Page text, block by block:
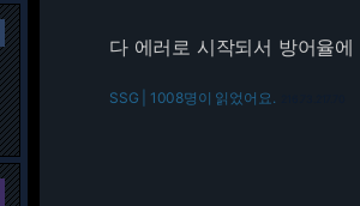
다 에러로 시작되서 방어율
SSG | 1008명이 읽었어요.